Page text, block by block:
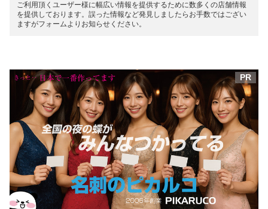
ご利用頂くユーザー様に幅広い情報を提供するために数多くの店舗情報
を提供しております。誤った情報など発見しましたらお手数ではござい
ますがフォームよりお知らせください。
PR